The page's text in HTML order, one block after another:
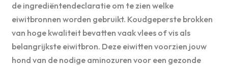
de ingrediëntendeclaratie om te zien welke
eiwitbronnen worden gebruikt. Koudgeperste brokken
van hoge kwaliteit bevatten vaak vlees of vis als
belangrijkste eiwitbron. Deze eiwitten voorzien jouw
hond van de nodige aminozuren voor een gezonde